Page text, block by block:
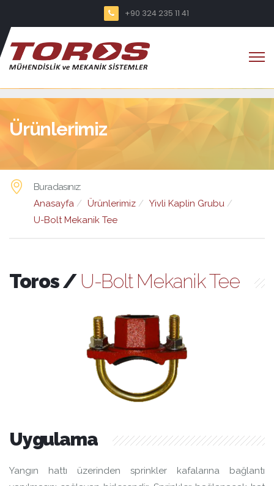
+90 324 235 11 41
Ürünlerimiz
Buradasınız:
Anasayfa
Ürünlerimiz
Yivli Kaplin Grubu
U-Bolt Mekanik Tee
Toros /U-Bolt Mekanik Tee
Uygulama
Yangın hattı üzerinden sprinkler kafalarına bağlantı